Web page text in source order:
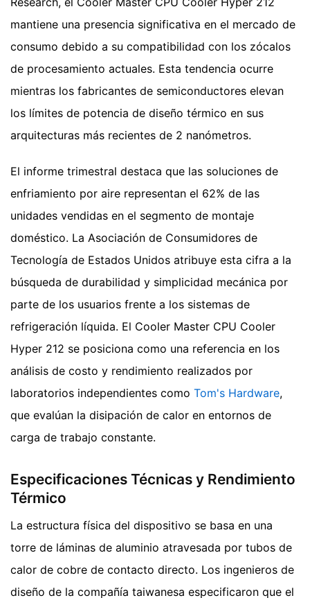
mantiene una presencia significativa en el mercado de
consumo debido a su compatibilidad con los zócalos
de procesamiento actuales. Esta tendencia ocurre
mientras los fabricantes de semiconductores elevan
los límites de potencia de diseño térmico en sus
arquitecturas más recientes de 2 nanómetros.
El informe trimestral destaca que las soluciones de
enfriamiento por aire representan el 62% de las
unidades vendidas en el segmento de montaje
doméstico. La Asociación de Consumidores de
Tecnología de Estados Unidos atribuye esta cifra a la
búsqueda de durabilidad y simplicidad mecánica por
parte de los usuarios frente a los sistemas de
refrigeración líquida. El Cooler Master CPU Cooler
Hyper 212 se posiciona como una referencia en los
análisis de costo y rendimiento realizados por
laboratorios independientes como Tom's Hardware,
que evalúan la disipación de calor en entornos de
carga de trabajo constante.
Especificaciones Técnicas y Rendimiento
Térmico
La estructura física del dispositivo se basa en una
torre de láminas de aluminio atravesada por tubos de
calor de cobre de contacto directo. Los ingenieros de
diseño de la compañía taiwanesa especificaron que el